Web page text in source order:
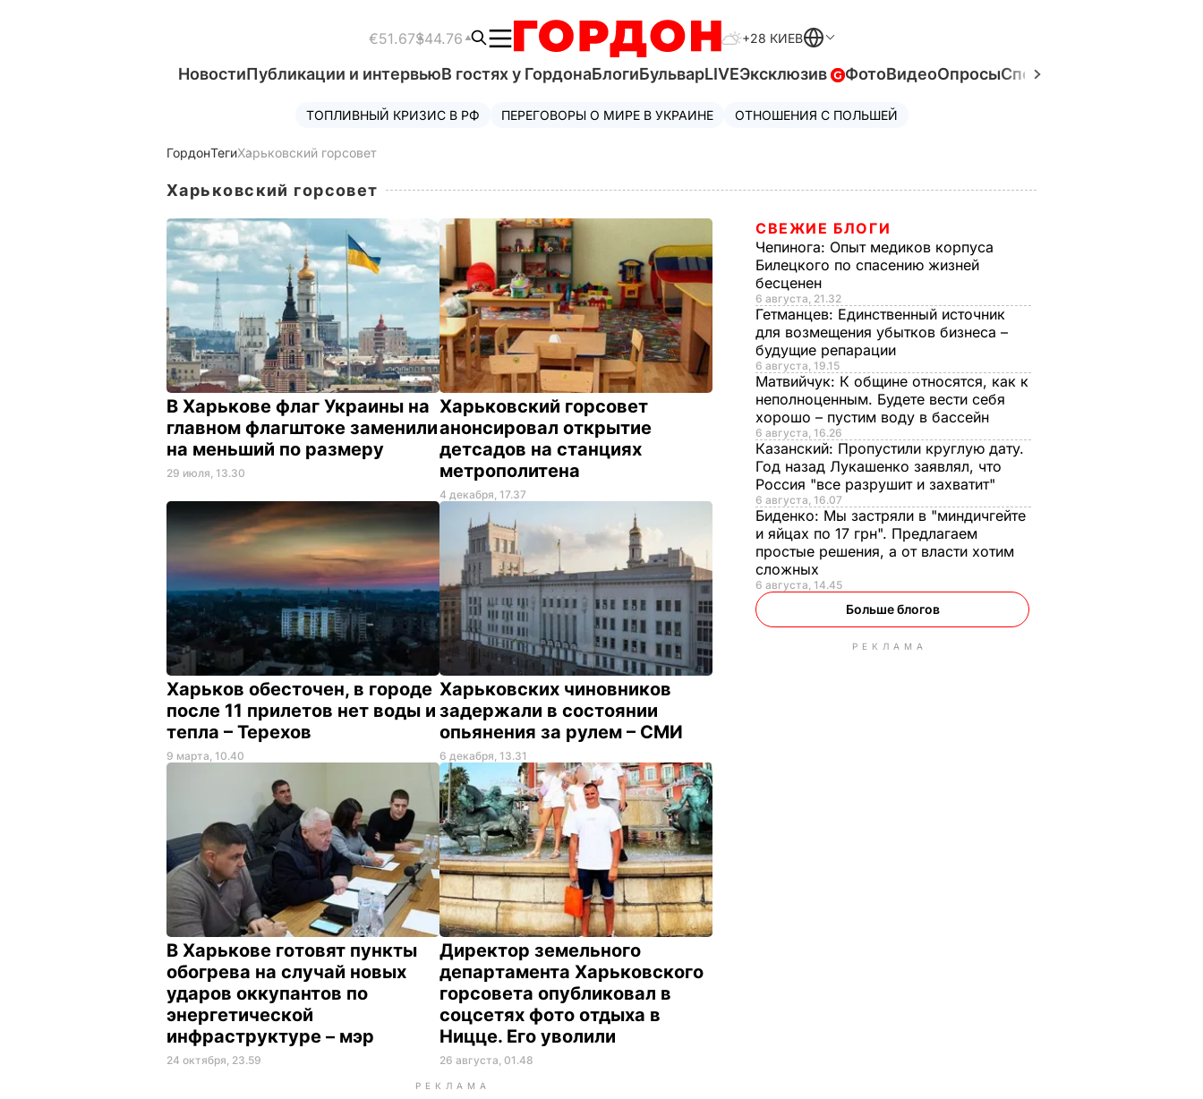
€51.67$44.76 +28 КИЕВ
НовостиПубликации и интервьюВ гостях у ГордонаБлогиБульварLIVEЭксклюзив ФотоВидеоОпросыСпецпроекты
ТОПЛИВНЫЙ КРИЗИС В РФ ПЕРЕГОВОРЫ О МИРЕ В УКРАИНЕ ОТНОШЕНИЯ С ПОЛЬШЕЙ
ГордонТегиХарьковский горсовет
Харьковский горсовет
В Харькове флаг Украины на
главном флагштоке заменили
на меньший по размеру
29 июля, 13.30
Харьковский горсовет
анонсировал открытие
детсадов на станциях
метрополитена
4 декабря, 17.37
Харьков обесточен, в городе
после 11 прилетов нет воды и
тепла – Терехов
9 марта, 10.40
Харьковских чиновников
задержали в состоянии
опьянения за рулем – СМИ
6 декабря, 13.31
В Харькове готовят пункты
обогрева на случай новых
ударов оккупантов по
энергетической
инфраструктуре – мэр
24 октября, 23.59
Директор земельного
департамента Харьковского
горсовета опубликовал в
соцсетях фото отдыха в
Ницце. Его уволили
26 августа, 01.48
РЕКЛАМА
СВЕЖИЕ БЛОГИ
Чепинога: Опыт медиков корпуса
Билецкого по спасению жизней
бесценен
6 августа, 21.32
Гетманцев: Единственный источник
для возмещения убытков бизнеса –
будущие репарации
6 августа, 19.15
Матвийчук: К общине относятся, как к
неполноценным. Будете вести себя
хорошо – пустим воду в бассейн
6 августа, 16.26
Казанский: Пропустили круглую дату.
Год назад Лукашенко заявлял, что
Россия "все разрушит и захватит"
6 августа, 16.07
Биденко: Мы застряли в "миндичгейте
и яйцах по 17 грн". Предлагаем
простые решения, а от власти хотим
сложных
6 августа, 14.45
Больше блогов
РЕКЛАМА